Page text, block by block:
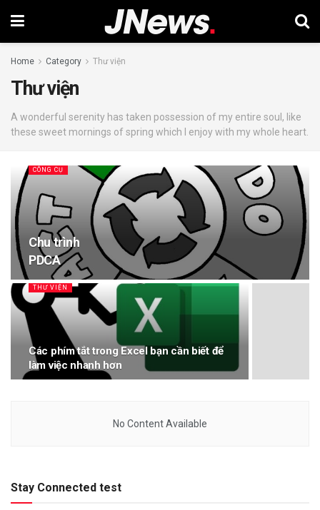
Home Category Thư viện
Thư viện
A wonderful serenity has taken possession of my entire soul, like
these sweet mornings of spring which I enjoy with my whole heart.
CÔNG CỤ
Chu trình
PDCA
THƯ VIỆN
Các phím tắt trong Excel bạn cần biết để
làm việc nhanh hơn
No Content Available
Stay Connected test